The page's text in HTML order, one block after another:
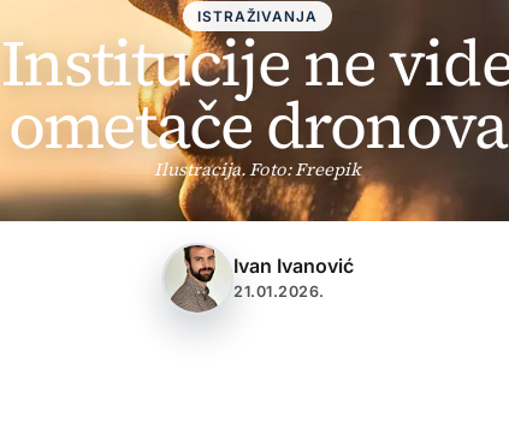
ISTRAŽIVANJA
Institucije ne
ometače dronova
Ilustracija. Foto: Freepik
Ivan Ivanović
21.01.2026.